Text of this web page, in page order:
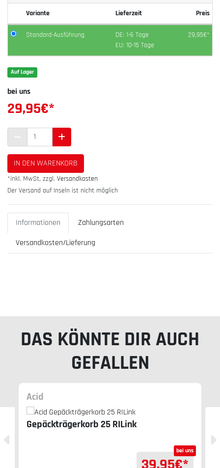
Variante Lieferzeit Preis
Standard-Ausführung
DE: 1-6 Tage
EU: 10-15 Tage
29,95€*
Auf Lager
bei uns
29,95€*
IN DEN WARENKORB
*inkl. MwSt, zzgl. Versandkosten
Der Versand auf Inseln ist nicht möglich
Informationen
Zahlungsarten
Versandkosten/Lieferung
DAS KÖNNTE DIR AUCH
GEFALLEN
Acid
Gepäckträgerkorb 25 RILink
bei uns